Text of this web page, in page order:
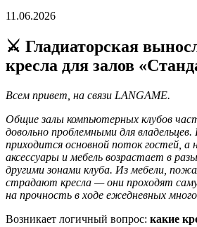
11.06.2026
⚔️ Гладиаторская
кресла для залов
Всем привет, на связи LANGAME.
Общие залы компьютерных клубов
довольно проблемными для
приходится основной поток гостей, а
аксессуары и мебель возрастает в
другими зонами клуба. Из мебели,
страдают кресла — они проходят
на прочность в ходе ежедневных
Возникает логичный вопрос: какие